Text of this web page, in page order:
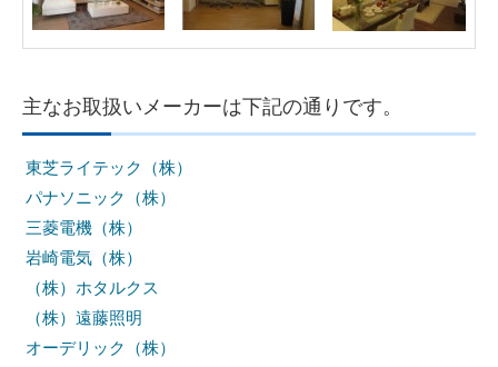
主なお取扱いメーカーは下記の通りです。
東芝ライテック（株）
パナソニック（株）
三菱電機（株）
岩崎電気（株）
（株）ホタルクス
（株）遠藤照明
オーデリック（株）